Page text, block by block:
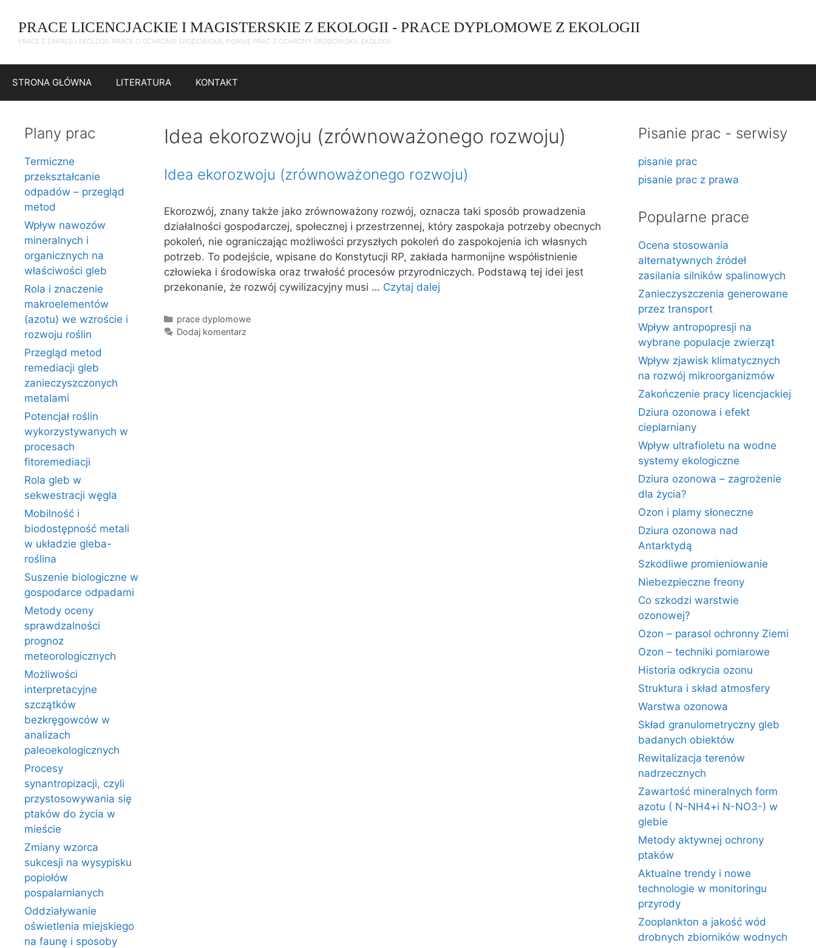
treści
PRACE LICENCJACKIE I MAGISTERSKIE Z EKOLOGII - PRACE DYPLOMOWE Z EKOLOGII
PRACE Z ZAKRESU EKOLOGII, PRACE O OCHRONIE ŚRODOWISKA, PISANIE PRAC Z OCHRONY ŚRODOWISKA, EKOLOGII
STRONA GŁÓWNA LITERATURA KONTAKT
Idea ekorozwoju (zrównoważonego rozwoju)
Idea ekorozwoju (zrównoważonego rozwoju)
Ekorozwój, znany także jako zrównoważony rozwój, oznacza taki sposób prowadzenia
działalności gospodarczej, społecznej i przestrzennej, który zaspokaja potrzeby obecnych
pokoleń, nie ograniczając możliwości przyszłych pokoleń do zaspokojenia ich własnych
potrzeb. To podejście, wpisane do Konstytucji RP, zakłada harmonijne współistnienie
człowieka i środowiska oraz trwałość procesów przyrodniczych. Podstawą tej idei jest
przekonanie, że rozwój cywilizacyjny musi … Czytaj dalej
Kategorie
prace dyplomowe
Dodaj komentarz
Plany prac
Termiczne
przekształcanie
odpadów – przegląd
metod
Wpływ nawozów
mineralnych i
organicznych na
właściwości gleb
Rola i znaczenie
makroelementów
(azotu) we wzroście i
rozwoju roślin
Przegląd metod
remediacji gleb
zanieczyszczonych
metalami
Potencjał roślin
wykorzystywanych w
procesach
fitoremediacji
Rola gleb w
sekwestracji węgla
Mobilność i
biodostępność metali
w układzie gleba-
roślina
Suszenie biologiczne w
gospodarce odpadami
Metody oceny
sprawdzalności
prognoz
meteorologicznych
Możliwości
interpretacyjne
szczątków
bezkręgowców w
analizach
paleoekologicznych
Procesy
synantropizacji, czyli
przystosowywania się
ptaków do życia w
mieście
Zmiany wzorca
sukcesji na wysypisku
popiołów
pospalarnianych
Oddziaływanie
oświetlenia miejskiego
na faunę i sposoby
Pisanie prac - serwisy
pisanie prac
pisanie prac z prawa
Popularne prace
Ocena stosowania
alternatywnych źródeł
zasilania silników spalinowych
Zanieczyszczenia generowane
przez transport
Wpływ antropopresji na
wybrane populacje zwierząt
Wpływ zjawisk klimatycznych
na rozwój mikroorganizmów
Zakończenie pracy licencjackiej
Dziura ozonowa i efekt
cieplarniany
Wpływ ultrafioletu na wodne
systemy ekologiczne
Dziura ozonowa – zagrożenie
dla życia?
Ozon i plamy słoneczne
Dziura ozonowa nad
Antarktydą
Szkodliwe promieniowanie
Niebezpieczne freony
Co szkodzi warstwie
ozonowej?
Ozon – parasol ochronny Ziemi
Ozon – techniki pomiarowe
Historia odkrycia ozonu
Struktura i skład atmosfery
Warstwa ozonowa
Skład granulometryczny gleb
badanych obiektów
Rewitalizacja terenów
nadrzecznych
Zawartość mineralnych form
azotu ( N-NH4+i N-NO3-) w
glebie
Metody aktywnej ochrony
ptaków
Aktualne trendy i nowe
technologie w monitoringu
przyrody
Zooplankton a jakość wód
drobnych zbiorników wodnych